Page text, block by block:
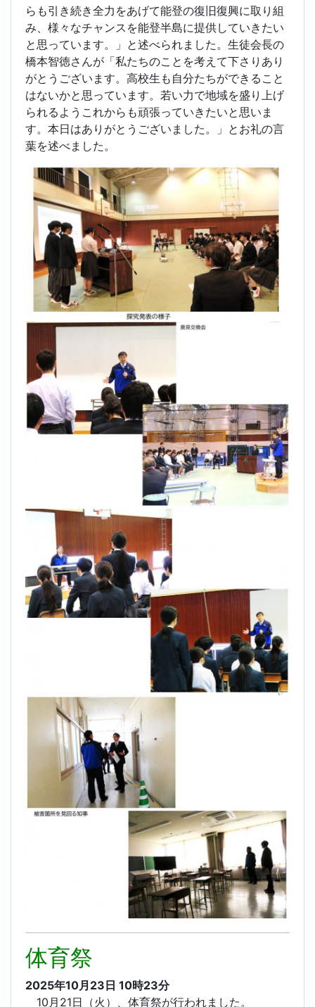
らも引き続き全力をあげて能登の復旧復興に取り組
み、様々なチャンスを能登半島に提供していきたい
と思っています。」と述べられました。生徒会長の
橋本智徳さんが「私たちのことを考えて下さりあり
がとうございます。高校生も自分たちができること
はないかと思っています。若い力で地域を盛り上げ
られるようこれからも頑張っていきたいと思いま
す。本日はありがとうございました。」とお礼の言
葉を述べました。
体育祭
2025年10月23日 10時23分
10月21日（火）、体育祭が行われました。